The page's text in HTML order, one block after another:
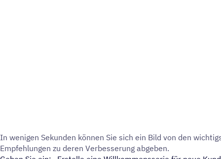
In wenigen Sekun­den können Sie sich ein Bild von den
Empfeh­lun­gen zu deren Verbesserung abgeben.